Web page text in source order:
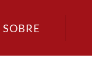
SOBRE